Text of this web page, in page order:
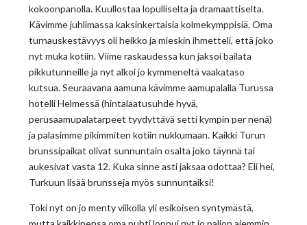
kokoonpanolla. Kuullostaa lopulliselta ja dramaattiselta.
Kävimme juhlimassa kaksinkertaisia kolmekymppisiä. Oma
turnauskestävyys oli heikko ja mieskin ihmetteli, että joko
nyt muka kotiin. Viime raskaudessa kun jaksoi bailata
pikkutunneille ja nyt alkoi jo kymmeneltä vaakataso
kutsua. Seuraavana aamuna kävimme aamupalalla Turussa
hotelli Helmessä (hintalaatusuhde hyvä,
perusaamupalatarpeet tyydyttävä setti kympin per nenä)
ja palasimme pikimmiten kotiin nukkumaan. Kaikki Turun
brunssipaikat olivat sunnuntain osalta joko täynnä tai
aukesivat vasta 12. Kuka sinne asti jaksaa odottaa? Eli hei,
Turkuun lisää brunsseja myös sunnuntaiksi!
Toki nyt on jo menty viikolla yli esikoisen syntymästä,